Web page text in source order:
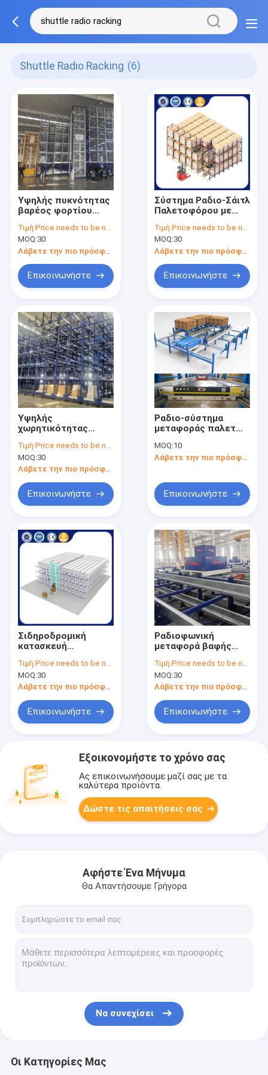
Shuttle Radio Racking (6)
Υψηλής πυκνότητας
βαρέος φορτίου
διαστημική
διαχείριση
αποθεμάτων
Τιμή:Price needs to be negotiated
MOQ:30
Λάβετε την πιο πρόσφατη τιμή
Επικοινωνήστε
Σύστημα Ραδιο-Σάιτλ
Παλετοφόρου με
Διάβρωση,
Σχεδιασμός βαρέως
τύπου, Πολλαπλά
Χρώματα
Τιμή:Price needs to be negotiated
MOQ:30
Επικοινωνήστε
Υψηλής
χωρητικότητας
Αποθήκευση
Ραδιομεταφορέας
Συστήματα ράφων
σκόνη Επεξεργασία
επιφάνειας
Τιμή:Price needs to be negotiated
MOQ:30
Λάβετε την πιο πρόσφατη τιμή
Επικοινωνήστε
Ραδιο-σύστημα
μεταφοράς παλετών
1000kg, ράφια
μεταφοράς δύο και
MOQ:10
Επικοινωνήστε
Σιδηροδρομική
κατασκευή
Rack Pallet Racking
Πλήρως ρυθμιζόμενο
σχεδιασμό
Τιμή:Price needs to be negotiated
MOQ:30
Λάβετε την πιο πρόσφατη τιμή
Επικοινωνήστε
Ραδιοφωνική
μεταφορά βαφής
ρυθμιζόμενη
αποθήκευση υψηλής
πυκνότητας,
μέγεθος
Τιμή:Price needs to be negotiated
MOQ:30
Λάβετε την πιο πρόσφατη τιμή
Επικοινωνήστε
Εξοικονομήστε το χρόνο σας
Ας επικοινωνήσουμε μαζί σας με τα
καλύτερα προϊόντα.
Δώστε τις απαιτήσεις σας
Αφήστε Ένα Μήνυμα
Θα Απαντήσουμε Γρήγορα
Να συνεχίσει
Οι Κατηγορίες Μας